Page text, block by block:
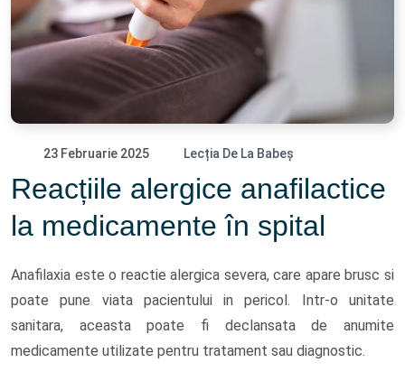
23 Februarie 2025 Lecția De La Babeș
Reacțiile alergice anafilactice
la medicamente în spital
Anafilaxia este o reactie alergica severa, care apare brusc si
poate pune viata pacientului in pericol. Intr-o unitate
sanitara, aceasta poate fi declansata de anumite
medicamente utilizate pentru tratament sau diagnostic.